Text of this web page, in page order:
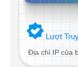
Lượt
Địa chỉ IP của